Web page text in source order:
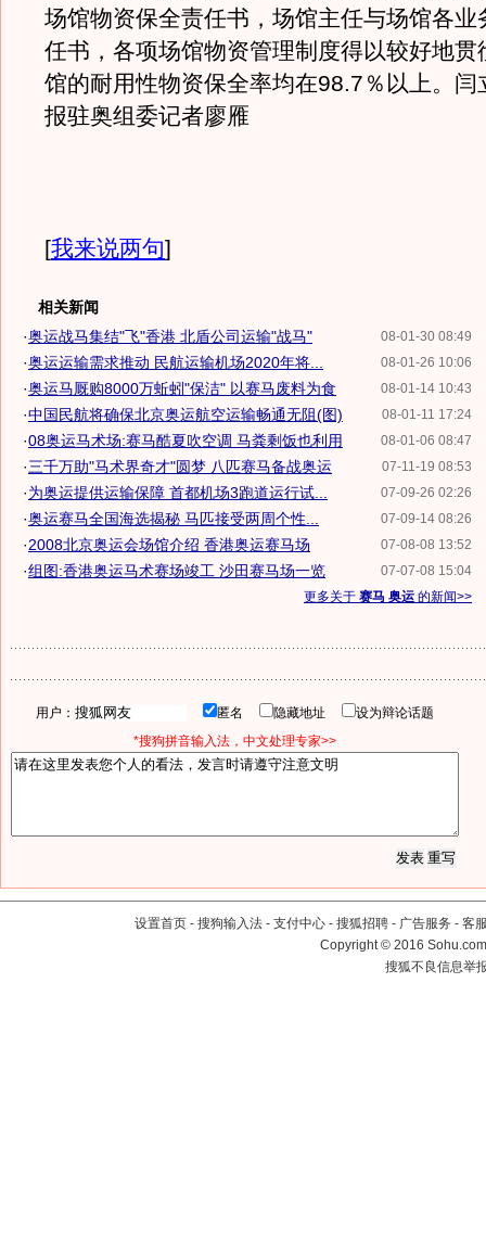
场馆物资保全责任书，场馆主任与场馆各业
任书，各项场馆物资管理制度得以较好地贯
馆的耐用性物资保全率均在98.7％以上。
报驻奥组委记者廖雁
[我来说两句]
相关新闻
08-01-30 08:49
·奥运战马集结"飞"香港 北盾公司运输"战马"
08-01-26 10:06
·奥运运输需求推动 民航运输机场2020年将...
08-01-14 10:43
·奥运马厩购8000万蚯蚓"保洁" 以赛马废料为食
08-01-11 17:24
·中国民航将确保北京奥运航空运输畅通无阻(图)
08-01-06 08:47
·08奥运马术场:赛马酷夏吹空调 马粪剩饭也利用
07-11-19 08:53
·三千万助"马术界奇才"圆梦 八匹赛马备战奥运
07-09-26 02:26
·为奥运提供运输保障 首都机场3跑道运行试...
07-09-14 08:26
·奥运赛马全国海选揭秘 马匹接受两周个性...
07-08-08 13:52
·2008北京奥运会场馆介绍 香港奥运赛马场
07-07-08 15:04
·组图:香港奥运马术赛场竣工 沙田赛马场一览
更多关于 赛马 奥运 的新闻>>
用户： 匿名 隐藏地址
设为辩论话题
*搜狗拼音输入法，中文处理专家>>
设置首页 - 搜狗输入法 - 支付中心 - 搜狐招聘 - 广告服务 - 客
Copyright©2016
搜狐不良信息举